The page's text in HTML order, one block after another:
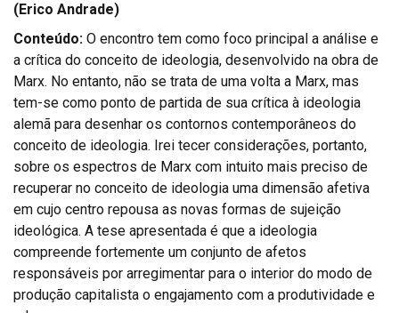
(Erico Andrade)
Conteúdo: O encontro tem como foco principal a análise e
a crítica do conceito de ideologia, desenvolvido na obra de
Marx. No entanto, não se trata de uma volta a Marx, mas
tem-se como ponto de partida de sua crítica à ideologia
alemã para desenhar os contornos contemporâneos do
conceito de ideologia. Irei tecer considerações, portanto,
sobre os espectros de Marx com intuito mais preciso de
recuperar no conceito de ideologia uma dimensão afetiva
em cujo centro repousa as novas formas de sujeição
ideológica. A tese apresentada é que a ideologia
compreende fortemente um conjunto de afetos
responsáveis por arregimentar para o interior do modo de
produção capitalista o engajamento com a produtividade e